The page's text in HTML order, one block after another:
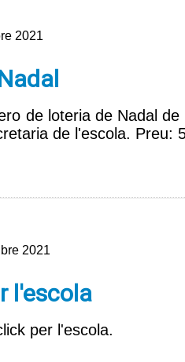
2021
de loteria de Nadal
de l'escola. Preu:
2021
l'escola
per l'escola.